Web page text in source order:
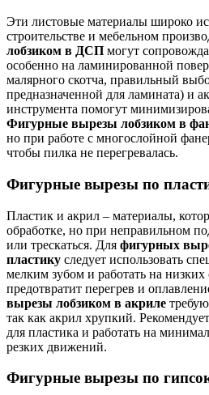
Эти листовые материалы широко
строительстве и мебельном
лобзиком в ДСП могут
особенно на ламинированной
малярного скотча, правильный
предназначенной для ламината) и
инструмента помогут
Фигурные вырезы лобзиком в
но при работе с многослойной
чтобы пилка не перегревалась.
Фигурные вырезы по
Пластик и акрил – материалы,
обработке, но при неправильном
или трескаться. Для фигурных
пластику следует использовать
мелким зубом и работать на низких
предотвратит перегрев и
вырезы лобзиком в акриле
так как акрил хрупкий.
для пластика и работать на
резких движений.
Фигурные вырезы по